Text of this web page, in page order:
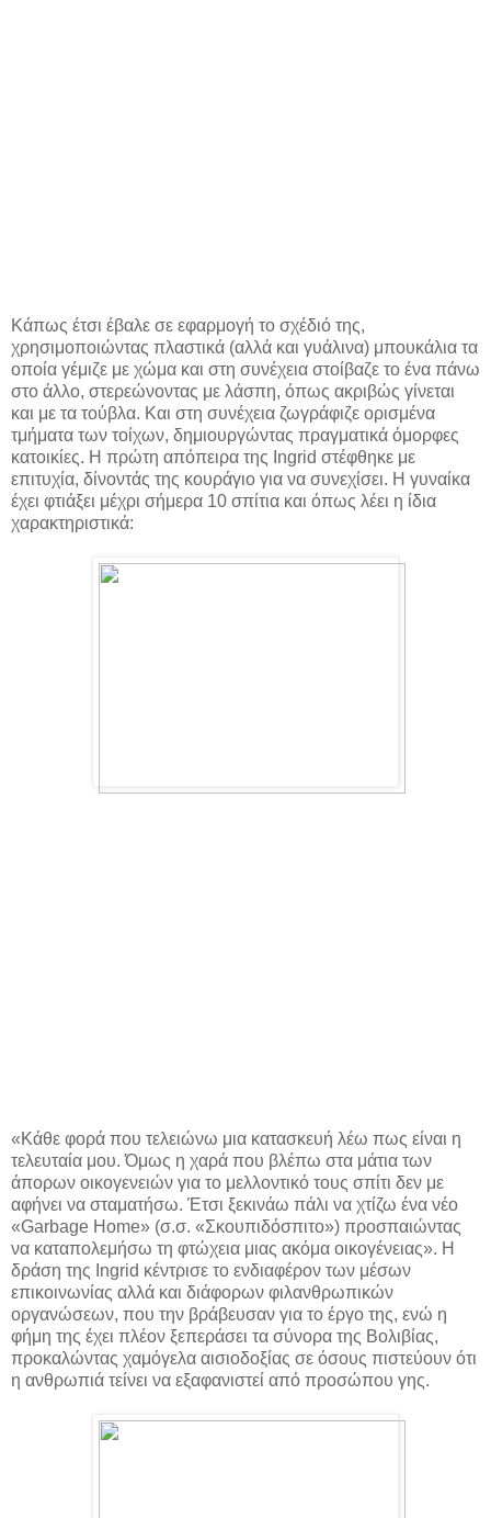
Κάπως έτσι έβαλε σε εφαρμογή το σχέδιό της,
χρησιμοποιώντας πλαστικά (αλλά και γυάλινα) μπουκάλια τα
οποία γέμιζε με χώμα και στη συνέχεια στοίβαζε το ένα πάνω
στο άλλο, στερεώνοντας με λάσπη, όπως ακριβώς γίνεται
και με τα τούβλα. Και στη συνέχεια ζωγράφιζε ορισμένα
τμήματα των τοίχων, δημιουργώντας πραγματικά όμορφες
κατοικίες. Η πρώτη απόπειρα της Ingrid στέφθηκε με
επιτυχία, δίνοντάς της κουράγιο για να συνεχίσει. Η γυναίκα
έχει φτιάξει μέχρι σήμερα 10 σπίτια και όπως λέει η ίδια
χαρακτηριστικά:
«Κάθε φορά που τελειώνω μια κατασκευή λέω πως είναι η
τελευταία μου. Όμως η χαρά που βλέπω στα μάτια των
άπορων οικογενειών για το μελλοντικό τους σπίτι δεν με
αφήνει να σταματήσω. Έτσι ξεκινάω πάλι να χτίζω ένα νέο
«Garbage Home» (σ.σ. «Σκουπιδόσπιτο») προσπαιώντας
να καταπολεμήσω τη φτώχεια μιας ακόμα οικογένειας». Η
δράση της Ingrid κέντρισε το ενδιαφέρον των μέσων
επικοινωνίας αλλά και διάφορων φιλανθρωπικών
οργανώσεων, που την βράβευσαν για το έργο της, ενώ η
φήμη της έχει πλέον ξεπεράσει τα σύνορα της Βολιβίας,
προκαλώντας χαμόγελα αισιοδοξίας σε όσους πιστεύουν ότι
η ανθρωπιά τείνει να εξαφανιστεί από προσώπου γης.